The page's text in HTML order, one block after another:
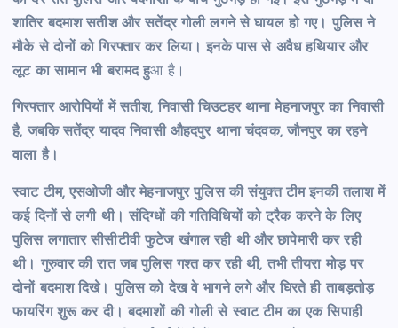
शातिर बदमाश सतीश और सतेंद्र गोली लगने से घायल हो गए। पुलिस ने
मौके से दोनों को गिरफ्तार कर लिया। इनके पास से अवैध हथियार और
लूट का सामान भी बरामद हुआ है।
गिरफ्तार आरोपियों में सतीश, निवासी चिउटहर थाना मेहनाजपुर का निवासी
है, जबकि सतेंद्र यादव निवासी औहदपुर थाना चंदवक, जौनपुर का रहने
वाला है।
स्वाट टीम, एसओजी और मेहनाजपुर पुलिस की संयुक्त टीम इनकी तलाश में
कई दिनों से लगी थी। संदिग्धों की गतिविधियों को ट्रैक करने के लिए
पुलिस लगातार सीसीटीवी फुटेज खंगाल रही थी और छापेमारी कर रही
थी। गुरुवार की रात जब पुलिस गश्त कर रही थी, तभी तीयरा मोड़ पर
दोनों बदमाश दिखे। पुलिस को देख वे भागने लगे और घिरते ही ताबड़तोड़
फायरिंग शुरू कर दी। बदमाशों की गोली से स्वाट टीम का एक सिपाही